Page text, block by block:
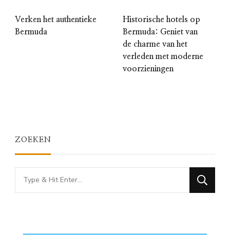
Verken het authentieke
Bermuda
Historische hotels op
Bermuda: Geniet van
de charme van het
verleden met moderne
voorzieningen
ZOEKEN
Looking
for